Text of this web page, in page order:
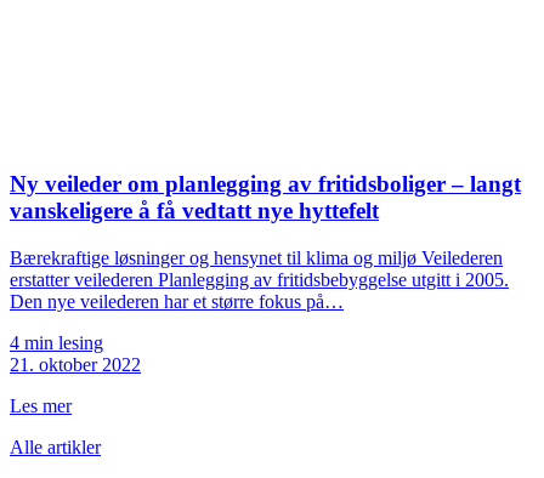
Ny veileder om planlegging av fritidsboliger – langt
vanskeligere å få vedtatt nye hyttefelt
Bærekraftige løsninger og hensynet til klima og miljø Veilederen
erstatter veilederen Planlegging av fritidsbebyggelse utgitt i 2005.
Den nye veilederen har et større fokus på…
4 min lesing
21. oktober 2022
Les mer
Alle artikler